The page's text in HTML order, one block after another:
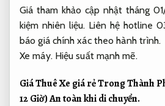
Giá tham khảo cập nhật tháng
kiệm nhiên liệu. Liên hệ hotline
báo giá chính xác theo hành trình.
Xe máy. Hiệu suất mạnh mẽ.
Giá Thuê Xe giá rẻ Trong Thành
12 Giờ)An toàn khi di chuyển.